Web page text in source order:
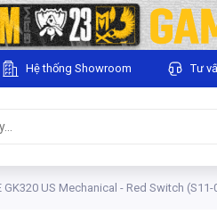
Hệ thống Showroom Tư
GK320 US Mechanical - Red Switch